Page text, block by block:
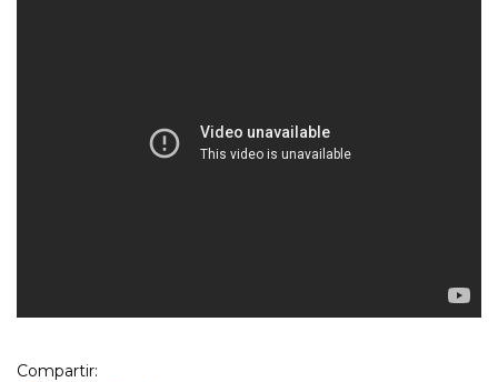
Compartir: